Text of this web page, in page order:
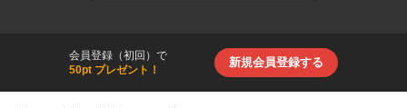
会員登録（初回）で
50pt プレゼント！
新規会員登録する